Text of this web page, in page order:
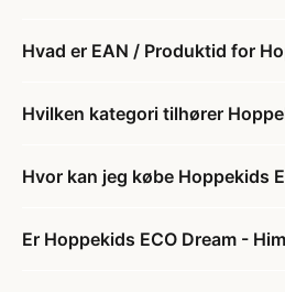
Hvad er EAN / Produktid for
Hvilken kategori tilhører
Hvor kan jeg købe Hoppekids
Er Hoppekids ECO Dream -